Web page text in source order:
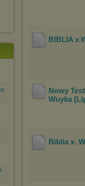
BIBLIA
Nowy
Wuyka
Biblia x.